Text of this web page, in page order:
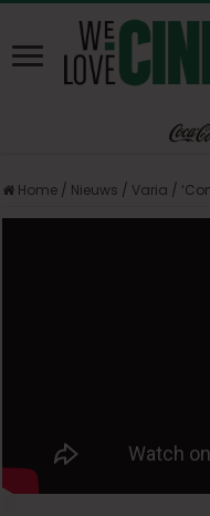
Home / Nieuws / Varia /